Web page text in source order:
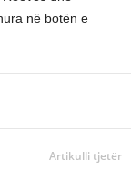
në botën e
Artikulli tjetër